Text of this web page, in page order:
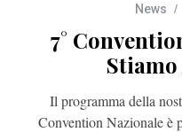
News
7°
Il programma della
Convention Nazionale è